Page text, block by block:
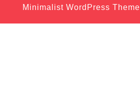
Minimalist WordPress Theme